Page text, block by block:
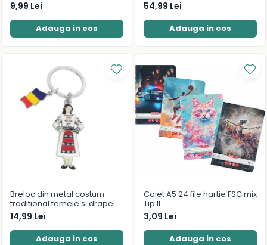
9,99 Lei
Adauga in cos
54,99 Lei
Adauga in cos
Breloc din metal costum
traditional femeie si drapelul
Romaniei 9 cm
14,99 Lei
Adauga in cos
Caiet A5 24 file hartie FSC mix
Tip II
3,09 Lei
Adauga in cos